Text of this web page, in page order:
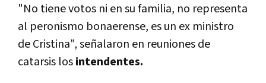
"No tiene votos ni en su familia, no representa
al peronismo bonaerense, es un ex ministro
de Cristina", señalaron en reuniones de
catarsis losintendentes.